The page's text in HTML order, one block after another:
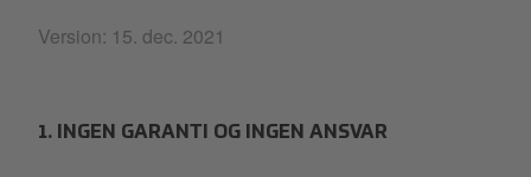
Version: 15. dec. 2021
1. INGEN GARANTI OG INGEN ANSVAR